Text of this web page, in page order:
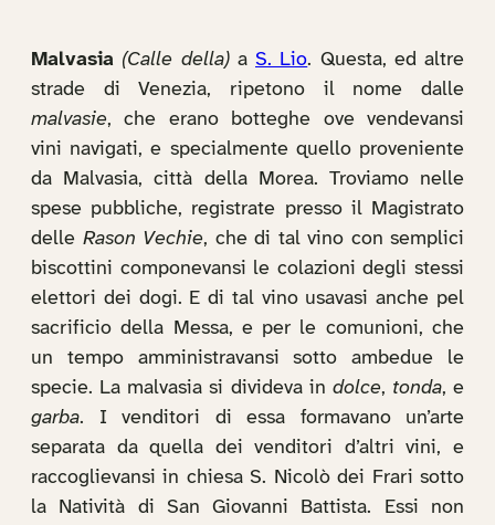
Malvasia (Calle della)a S. Lio. Questa, ed altre
strade di Venezia, ripetono il nome dalle
malvasie, che erano botteghe ove vendevansi
vini navigati, e specialmente quello proveniente
da Malvasia, città della Morea. Troviamo nelle
spese pubbliche, registrate presso il Magistrato
delle Rason Vechie, che di tal vino con semplici
biscottini componevansi le colazioni degli stessi
elettori dei dogi. E di tal vino usavasi anche pel
sacrificio della Messa, e per le comunioni, che
un tempo amministravansi sotto ambedue le
specie. La malvasia si divideva in dolce, tonda, e
garba. I venditori di essa formavano un’arte
separata da quella dei venditori d’altri vini, e
raccoglievansi in chiesa S. Nicolò dei Frari sotto
la Natività di San Giovanni Battista. Essi non